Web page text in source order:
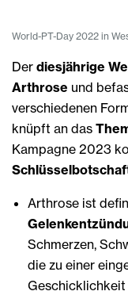
World-PT-Day 2022 in
Der diesjährige
Arthrose und
verschiedenen
knüpft an das
Kampagne 2023
Arthrose ist
Schmerzen,
die zu einer
Geschicklichkeit